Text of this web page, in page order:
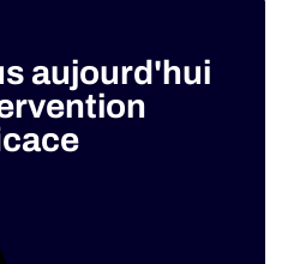
aujourd'hui